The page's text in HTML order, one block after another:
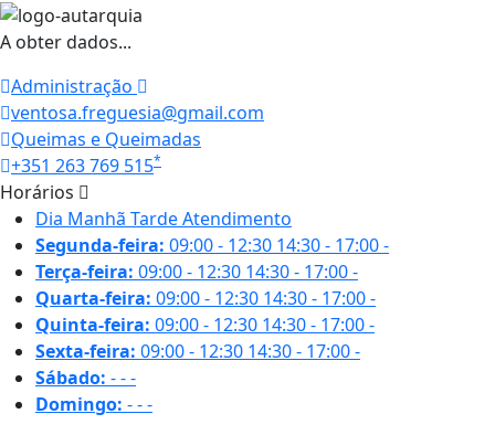
A obter dados...
Administração
ventosa.freguesia@gmail.com
Queimas e Queimadas
+351 263 769 515*
Horários
Dia Manhã TardeAtendimento
Segunda-feira: 09:00 - 12:30 14:30 - 17:00-
Terça-feira: 09:00 - 12:30 14:30 - 17:00-
Quarta-feira: 09:00 - 12:30 14:30 - 17:00-
Quinta-feira: 09:00 - 12:30 14:30 - 17:00-
Sexta-feira: 09:00 - 12:30 14:30 - 17:00-
Sábado: ---
Domingo: ---